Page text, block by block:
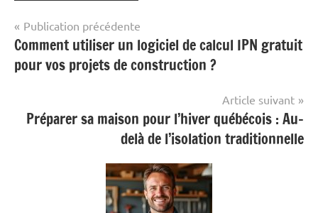
Navigation
de
l’article
Publication précédente
Comment utiliser un logiciel de calcul IPN gratuit
pour vos projets de construction ?
Article suivant
Préparer sa maison pour l’hiver québécois : Au-
delà de l’isolation traditionnelle